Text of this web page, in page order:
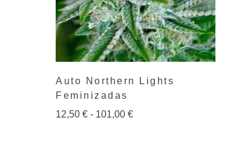
Auto Northern Lights
Feminizadas
12,50 € - 101,00 €